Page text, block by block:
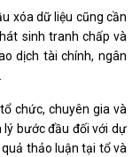
xóa dữ liệu cũng cần
sinh tranh chấp và
dịch tài chính, ngân
chức, chuyên gia và
lý bước đầu đối với dự
thảo luận tại tổ và